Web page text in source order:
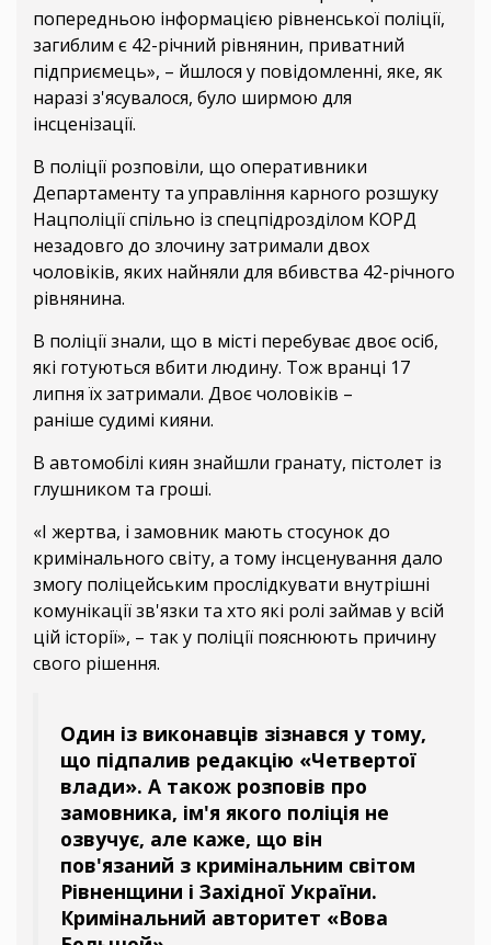
попередньою інформацією рівненської поліції,
загиблим є 42-річний рівнянин, приватний
підприємець», – йшлося у повідомленні, яке, як
наразі з'ясувалося, було ширмою для
інсценізації.
В поліції розповіли, що оперативники
Департаменту та управління карного розшуку
Нацполіції спільно із спецпідрозділом КОРД
незадовго до злочину затримали двох
чоловіків, яких найняли для вбивства 42-річного
рівнянина.
В поліції знали, що в місті перебуває двоє осіб,
які готуються вбити людину. Тож вранці 17
липня їх затримали. Двоє чоловіків –
раніше судимі кияни.
В автомобілі киян знайшли гранату, пістолет із
глушником та гроші.
«І жертва, і замовник мають стосунок до
кримінального світу, а тому інсценування дало
змогу поліцейським прослідкувати внутрішні
комунікації зв'язки та хто які ролі займав у всій
цій історії», – так у поліції пояснюють причину
свого рішення.
Один із виконавців зізнався у тому,
що підпалив редакцію «Четвертої
влади». А також розповів про
замовника, ім'я якого поліція не
озвучує, але каже, що він
пов'язаний з кримінальним світом
Рівненщини і Західної України.
Кримінальний авторитет «Вова